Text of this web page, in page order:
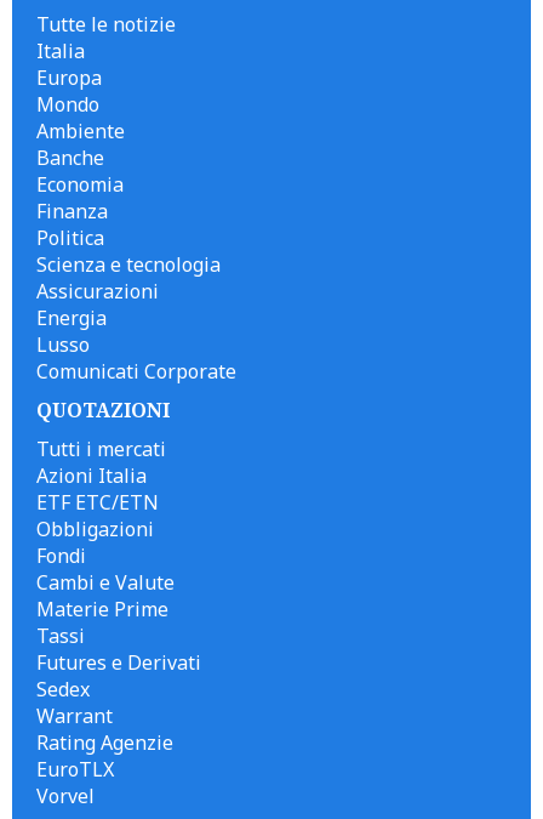
Tutte le notizie
Italia
Europa
Mondo
Ambiente
Banche
Economia
Finanza
Politica
Scienza e tecnologia
Assicurazioni
Energia
Lusso
Comunicati Corporate
QUOTAZIONI
Tutti i mercati
Azioni Italia
ETF ETC/ETN
Obbligazioni
Fondi
Cambi e Valute
Materie Prime
Tassi
Futures e Derivati
Sedex
Warrant
Rating Agenzie
EuroTLX
Vorvel